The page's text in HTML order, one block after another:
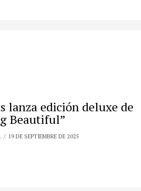
lanza edición deluxe de
Beautiful”
19 DE SEPTIEMBRE DE 2025